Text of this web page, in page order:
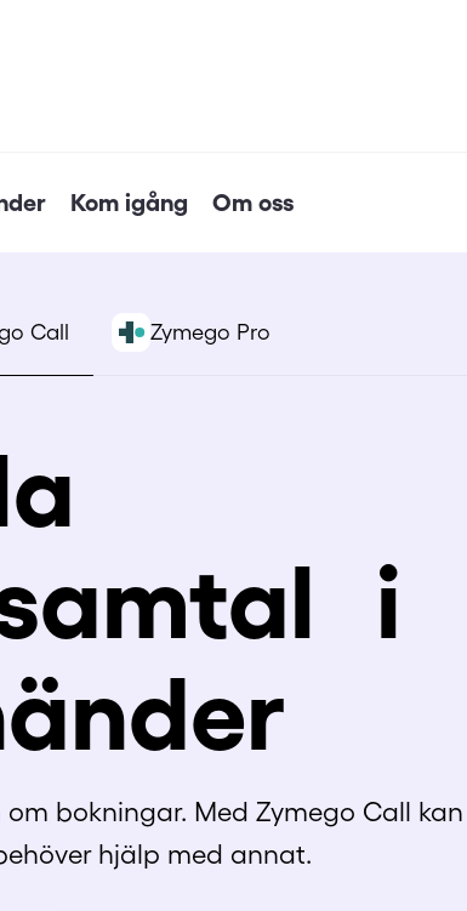
Kom igång Om oss
Call Zymego Pro
i
bokningar. Med Zymego Call
hjälp med annat.